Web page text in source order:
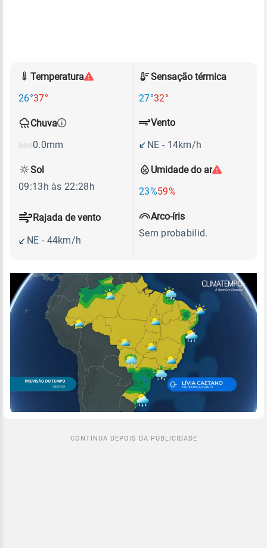
Temperatura
26°37°
Sensação térmica
27°32°
Chuva
0.0mm
Umidade do ar
23%59%
Vento
NE - 14km/h
Rajada de vento
NE - 44km/h
Sol
09:13h às 22:28h
Arco-íris
Sem probabilid.